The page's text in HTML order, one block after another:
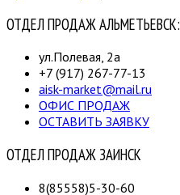
ОТДЕЛ ПРОДАЖ АЛЬМЕТЬЕВСК:
ул.Полевая, 2а
+7 (917) 267-77-13
aisk-market@mail.ru
ОФИС ПРОДАЖ
ОСТАВИТЬ ЗАЯВКУ
ОТДЕЛ ПРОДАЖ ЗАИНСК
8(85558)5-30-60